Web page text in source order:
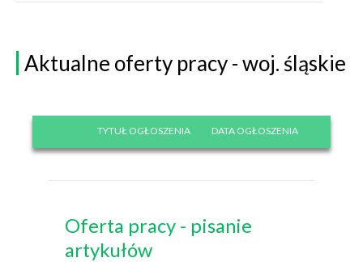
Aktualne oferty pracy - woj. śląskie
TYTUŁ OGŁOSZENIA DATA OGŁOSZENIA
Oferta pracy - pisanie
artykułów